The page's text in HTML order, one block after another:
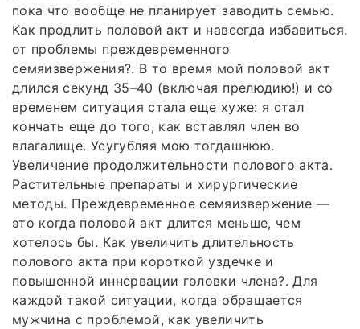
пока что вообще не планирует заводить семью.
Как продлить половой акт и навсегда избавиться.
от проблемы преждевременного
семяизвержения?. В то время мой половой акт
длился секунд 35–40 (включая прелюдию!) и со
временем ситуация стала еще хуже: я стал
кончать еще до того, как вставлял член во
влагалище. Усугубляя мою тогдашнюю.
Увеличение продолжительности полового акта.
Растительные препараты и хирургические
методы. Преждевременное семяизвержение —
это когда половой акт длится меньше, чем
хотелось бы. Как увеличить длительность
полового акта при короткой уздечке и
повышенной иннервации головки члена?. Для
каждой такой ситуации, когда обращается
мужчина с проблемой, как увеличить